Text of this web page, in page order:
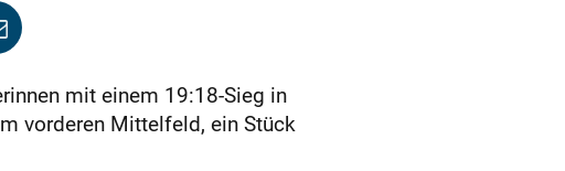
mit einem 19:18-Sieg in
vorderen Mittelfeld, ein Stück